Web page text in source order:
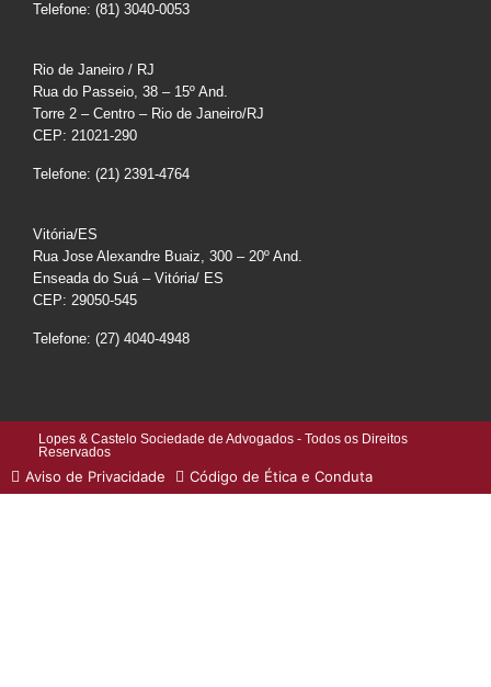
Telefone: (81) 3040-0053
Rio de Janeiro / RJ
Rua do Passeio, 38 – 15º And.
Torre 2 – Centro – Rio de Janeiro/RJ
CEP: 21021-290
Telefone: (21) 2391-4764
Vitória/ES
Rua Jose Alexandre Buaiz, 300 – 20º And.
Enseada do Suá – Vitória/ ES
CEP: 29050-545
Telefone: (27) 4040-4948
Lopes & Castelo Sociedade de Advogados - Todos os Direitos
Reservados
Aviso de Privacidade Código de Ética e Conduta